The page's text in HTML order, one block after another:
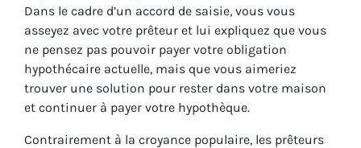
Dans le cadre d’un accord de saisie, vous vous
asseyez avec votre prêteur et lui expliquez que vous
ne pensez pas pouvoir payer votre obligation
hypothécaire actuelle, mais que vous aimeriez
trouver une solution pour rester dans votre maison
et continuer à payer votre hypothèque.
Contrairement à la croyance populaire, les prêteurs